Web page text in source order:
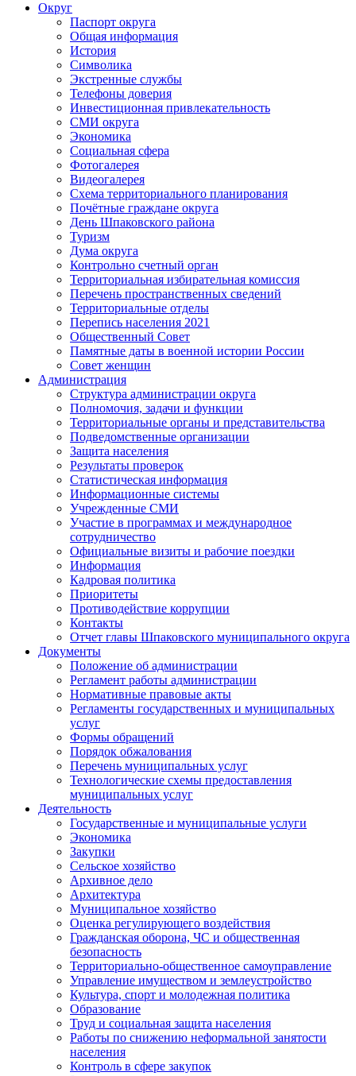
Округ
Паспорт округа
Общая информация
История
Символика
Экстренные службы
Телефоны доверия
Инвестиционная привлекательность
СМИ округа
Экономика
Социальная сфера
Фотогалерея
Видеогалерея
Схема территориального планирования
Почётные граждане округа
День Шпаковского района
Туризм
Дума округа
Контрольно счетный орган
Территориальная избирательная комиссия
Перечень пространственных сведений
Территориальные отделы
Перепись населения 2021
Общественный Совет
Памятные даты в военной истории России
Совет женщин
Администрация
Структура администрации округа
Полномочия, задачи и функции
Территориальные органы и представительства
Подведомственные организации
Защита населения
Результаты проверок
Статистическая информация
Информационные системы
Учрежденные СМИ
Участие в программах и международное
сотрудничество
Официальные визиты и рабочие поездки
Информация
Кадровая политика
Приоритеты
Противодействие коррупции
Контакты
Отчет главы Шпаковского муниципального округа
Документы
Положение об администрации
Регламент работы администрации
Нормативные правовые акты
Регламенты государственных и муниципальных
услуг
Формы обращений
Порядок обжалования
Перечень муниципальных услуг
Технологические схемы предоставления
муниципальных услуг
Деятельность
Государственные и муниципальные услуги
Экономика
Закупки
Сельское хозяйство
Архивное дело
Архитектура
Муниципальное хозяйство
Оценка регулирующего воздействия
Гражданская оборона, ЧС и общественная
безопасность
Территориально-общественное самоуправление
Управление имуществом и землеустройство
Культура, спорт и молодежная политика
Образование
Труд и социальная защита населения
Работы по снижению неформальной занятости
населения
Контроль в сфере закупок